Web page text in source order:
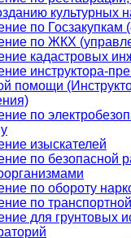
культурных
по
по ЖКХ
кадастровых
инструктора-
помощи
по
изыскателей
по безопасной
по обороту
по
для грунтовых